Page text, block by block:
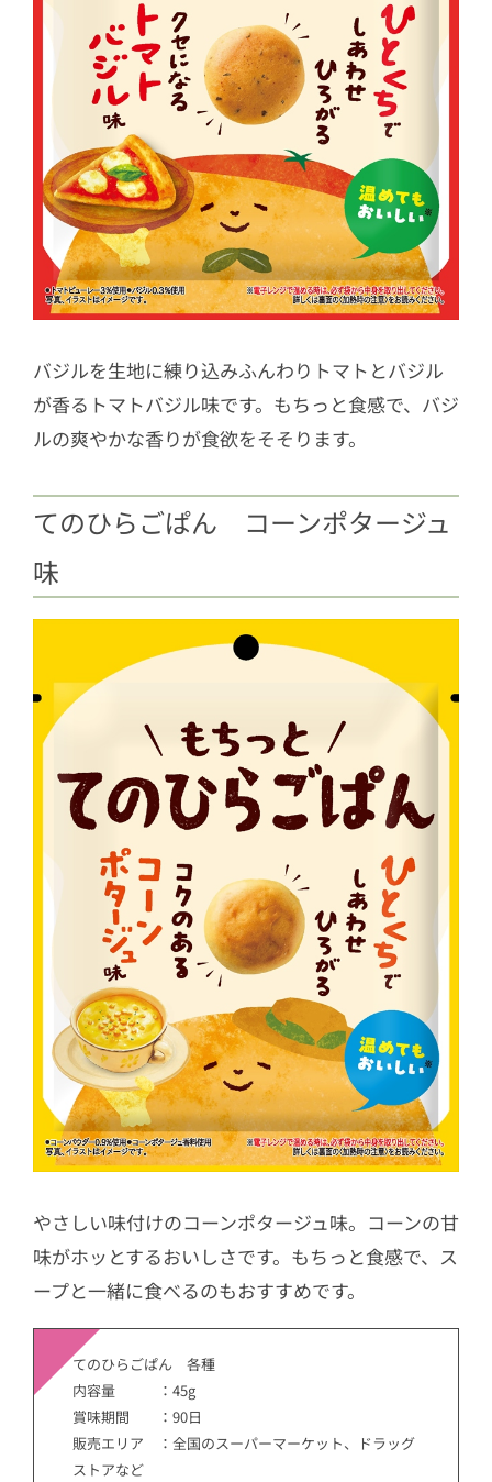
バジルを生地に練り込みふんわりトマトとバジル
が香るトマトバジル味です。もちっと食感で、バジ
ルの爽やかな香りが食欲をそそります。
てのひらごぱん コーンポタージュ
味
やさしい味付けのコーンポタージュ味。コーンの甘
味がホッとするおいしさです。もちっと食感で、ス
ープと一緒に食べるのもおすすめです。
てのひらごぱん 各種
内容量 ：45g
賞味期間 ：90日
販売エリア ：全国のスーパーマーケット、ドラッグ
ストアなど